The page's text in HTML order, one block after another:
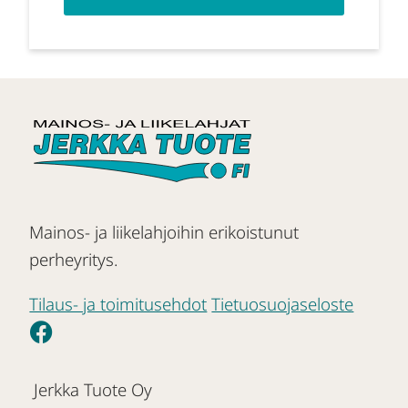
Mainos- ja liikelahjoihin erikoistunut
perheyritys.
Tilaus- ja toimitusehdot Tietuosuojaseloste
Jerkka Tuote Oy